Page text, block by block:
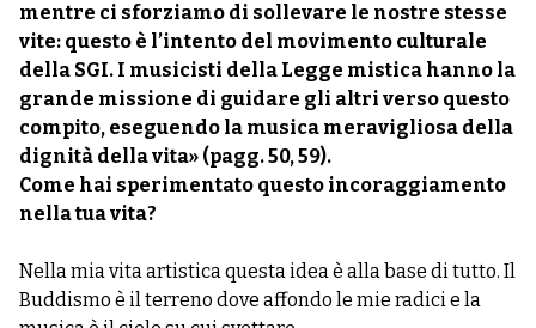
mentre ci sforziamo di sollevare le nostre stesse
vite: questo è l’intento del movimento culturale
della SGI. I musicisti della Legge mistica hanno la
grande missione di guidare gli altri verso questo
compito, eseguendo la musica meravigliosa della
dignità della vita» (pagg. 50, 59).
Come hai sperimentato questo incoraggiamento
nella tua vita?
Nella mia vita artistica questa idea è alla base di tutto. Il
Buddismo è il terreno dove affondo le mie radici e la